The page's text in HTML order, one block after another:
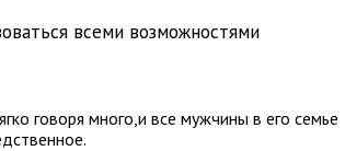
всеми возможностями
говоря много,и все мужчины в его семье